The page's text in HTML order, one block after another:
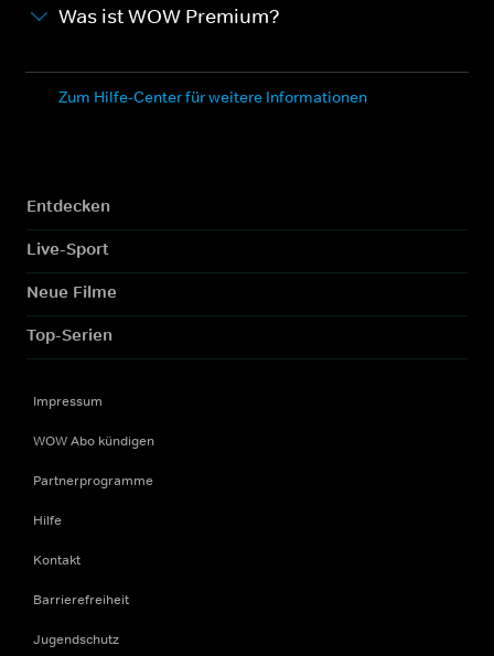
Was ist WOW Premium?
Zum Hilfe-Center für weitere Informationen
Entdecken
Live-Sport
Neue Filme
Top-Serien
Impressum
WOW Abo kündigen
Partnerprogramme
Hilfe
Kontakt
Barrierefreiheit
Jugendschutz